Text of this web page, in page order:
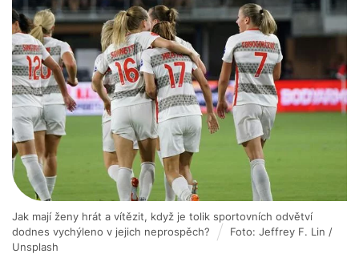
Jak mají ženy hrát a vítězit, když je tolik sportovních odvětví
dodnes vychýleno v jejich neprospěch?
Foto: Jeffrey F. Lin /
Unsplash